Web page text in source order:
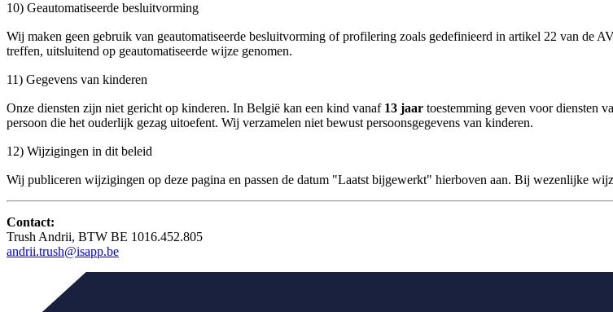
10) Geautomatiseerde besluitvorming
Wij maken geen gebruik van geautomatiseerde besluitvorming of profilering zoals gedefinieerd in artikel 22 van de
treffen, uitsluitend op geautomatiseerde wijze genomen.
11) Gegevens van kinderen
Onze diensten zijn niet gericht op kinderen. In België kan een kind vanaf 13 jaar toestemming geven voor diensten
persoon die het ouderlijk gezag uitoefent. Wij verzamelen niet bewust persoonsgegevens van kinderen.
12) Wijzigingen in dit beleid
Wij publiceren wijzigingen op deze pagina en passen de datum "Laatst bijgewerkt" hierboven aan. Bij wezenlijke
Contact:
Trush Andrii, BTW BE 1016.452.805
andrii.trush@isapp.be